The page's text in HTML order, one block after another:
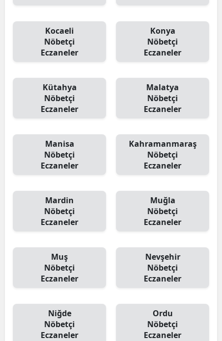
Kocaeli
Nöbetçi
Eczaneler
Konya
Nöbetçi
Eczaneler
Kütahya
Nöbetçi
Eczaneler
Malatya
Nöbetçi
Eczaneler
Manisa
Nöbetçi
Eczaneler
Kahramanmaraş
Nöbetçi
Eczaneler
Mardin
Nöbetçi
Eczaneler
Muğla
Nöbetçi
Eczaneler
Muş
Nöbetçi
Eczaneler
Nevşehir
Nöbetçi
Eczaneler
Niğde
Nöbetçi
Eczaneler
Ordu
Nöbetçi
Eczaneler